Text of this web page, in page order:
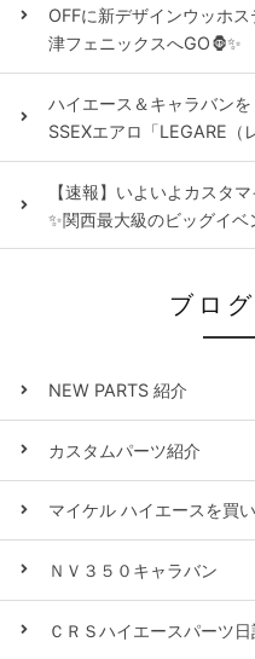
OFFに新デザインウッホ
津フェニックスへGO🦍✨
ハイエース＆キャラバン
SSEXエアロ「LEGARE（
【速報】いよいよカスタ
✨関西最大級のビッグイベ
ブロ
NEW PARTS 紹介
カスタムパーツ紹介
マイケル ハイエースを買
ＮＶ３５０キャラバン
ＣＲＳハイエースパーツ日